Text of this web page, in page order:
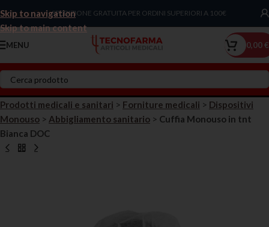
Skip to navigation
Skip to main content
Chiama Ora!SPEDIZIONE GRATUITA PER ORDINI SUPERIORI A 100€
MENU 0,00€
Prodotti medicali e sanitari > Forniture medicali > Dispositivi
Monouso > Abbigliamento sanitario > Cuffia Monouso in tnt
Bianca DOC